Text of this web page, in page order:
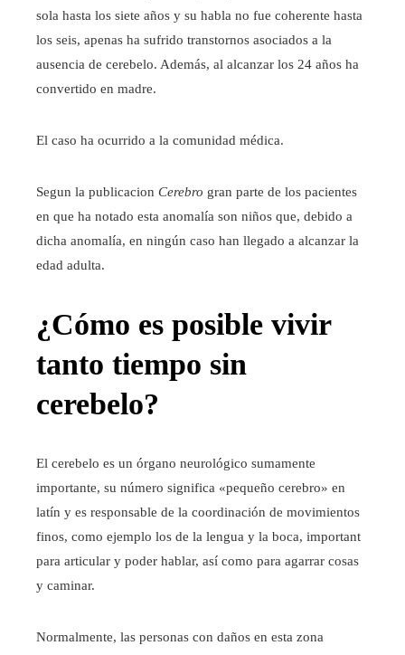
sola hasta los siete años y su habla no fue coherente hasta
los seis, apenas ha sufrido transtornos asociados a la
ausencia de cerebelo. Además, al alcanzar los 24 años ha
convertido en madre.
El caso ha ocurrido a la comunidad médica.
Segun la publicacion Cerebro gran parte de los pacientes
en que ha notado esta anomalía son niños que, debido a
dicha anomalía, en ningún caso han llegado a alcanzar la
edad adulta.
¿Cómo es posible vivir
tanto tiempo sin
cerebelo?
El cerebelo es un órgano neurológico sumamente
importante, su número significa «pequeño cerebro» en
latín y es responsable de la coordinación de movimientos
finos, como ejemplo los de la lengua y la boca, important
para articular y poder hablar, así como para agarrar cosas
y caminar.
Normalmente, las personas con daños en esta zona